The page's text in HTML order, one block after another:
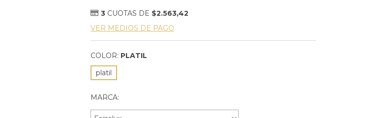
3 CUOTAS DE $2.563,42
VER MEDIOS DE PAGO
COLOR: PLATIL
platil
MARCA: